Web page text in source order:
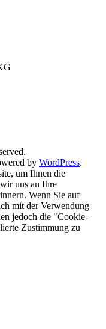
by WordPress.
um Ihnen die
uns an Ihre
Wenn Sie auf
mit der Verwendung
jedoch die "Cookie-
Zustimmung zu